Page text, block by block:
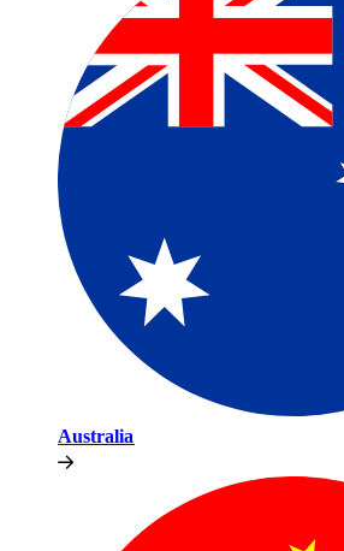
Australia​​